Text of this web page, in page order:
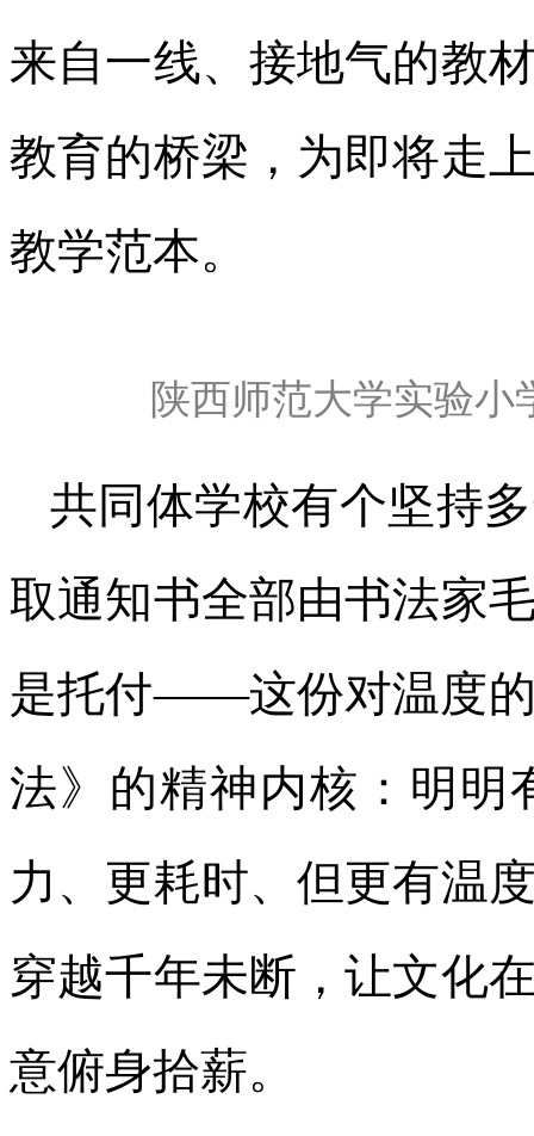
来自一线、接地气的教
教育的桥梁，为即将走
教学范本。
陕西师范大学实验小
共同体学校有个坚持
取通知书全部由书法家
是托付——这份对温度
法》的精神内核：明明
力、更耗时、但更有温
穿越千年未断，让文化
意俯身拾薪。